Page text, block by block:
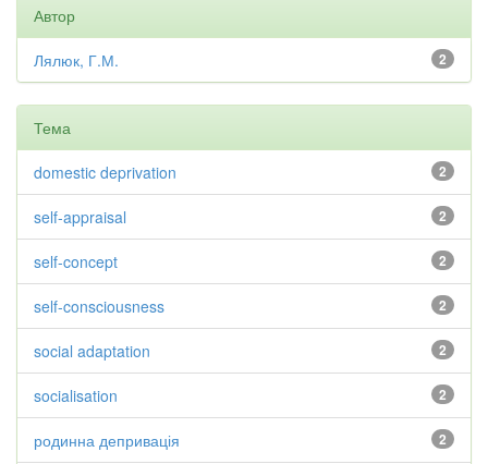
Автор
2
Лялюк, Г.М.
Тема
2
domestic deprivation
2
self-appraisal
2
self-concept
2
self-consciousness
2
social adaptation
2
socialisation
2
родинна депривація